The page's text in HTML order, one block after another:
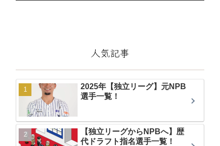
人気記事
2025年【独立リーグ】元NPB
選手一覧！
【独立リーグからNPBへ】歴
代ドラフト指名選手一覧！